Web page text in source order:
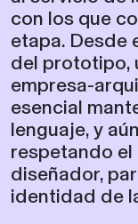
con los que
etapa. Desde
del prototipo,
empresa-
esencial
lenguaje, y
respetando
diseñador,
identidad de